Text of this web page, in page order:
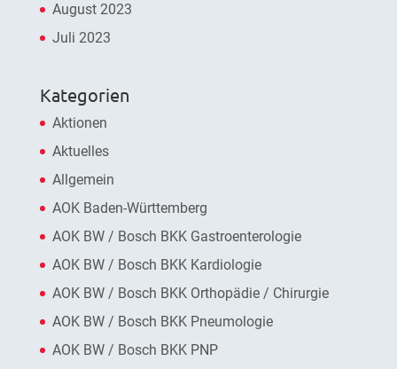
August 2023
Juli 2023
Kategorien
Aktionen
Aktuelles
Allgemein
AOK Baden-Württemberg
AOK BW / Bosch BKK Gastroenterologie
AOK BW / Bosch BKK Kardiologie
AOK BW / Bosch BKK Orthopädie / Chirurgie
AOK BW / Bosch BKK Pneumologie
AOK BW / Bosch BKK PNP